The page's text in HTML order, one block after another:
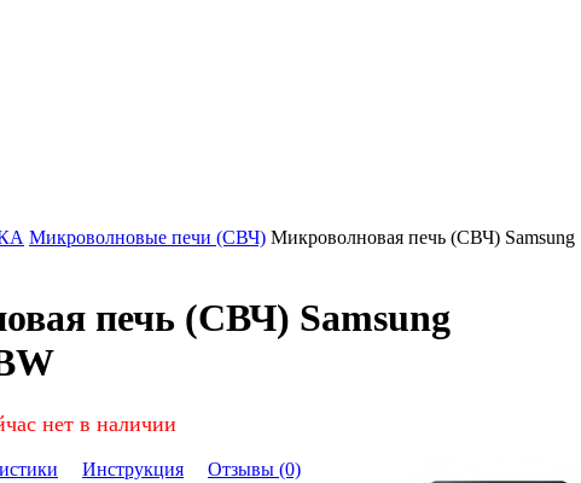
Микроволновые печи (СВЧ) Микроволновая печь (СВЧ) Samsung
печь (СВЧ) Samsung
нет в наличии
Инструкция Отзывы (0)